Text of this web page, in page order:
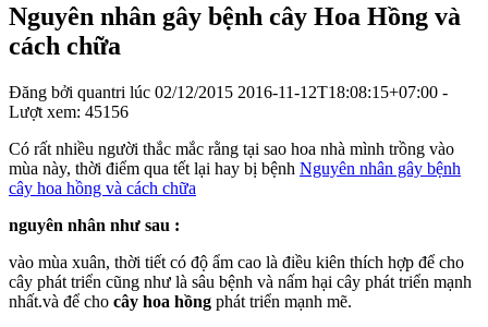
Nguyên nhân gây bệnh cây Hoa Hồng và
cách chữa
Đăng bởi quantri lúc 02/12/2015 2016-11-12T18:08:15+07:00 -
Lượt xem: 45156
Có rất nhiều người thắc mắc rằng tại sao hoa nhà mình trồng vào
mùa này, thời điểm qua tết lại hay bị bệnh Nguyên nhân gây bệnh
cây hoa hồng và cách chữa
nguyên nhân như sau :
vào mùa xuân, thời tiết có độ ẩm cao là điều kiên thích hợp để cho
cây phát triển cũng như là sâu bệnh và nấm hại cây phát triển mạnh
nhất.và để cho cây hoa hồng phát triển mạnh mẽ.